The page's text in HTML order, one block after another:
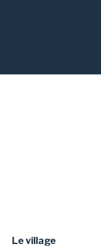
Le village